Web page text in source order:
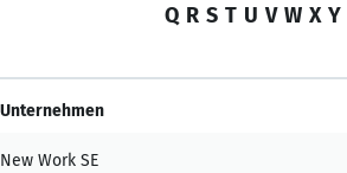
Q R S T U V W X Y
Unternehmen
New Work SE